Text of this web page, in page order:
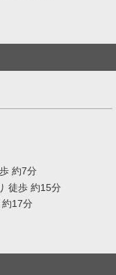
約7分
徒歩 約15分
約17分